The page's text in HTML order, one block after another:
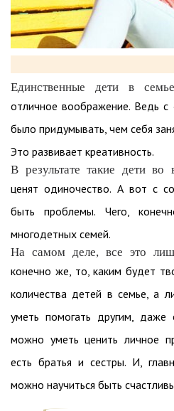
Единственные дети в
отличное воображение. Ведь
было придумывать, чем себя
Это развивает креативность.
В результате такие дети во
ценят одиночество. А вот с
быть проблемы. Чего,
многодетных семей.
На самом деле, все это
конечно же, то, каким будет
количества детей в семье, а
уметь помогать другим,
можно уметь ценить личное
есть братья и сестры. И,
можно научиться быть